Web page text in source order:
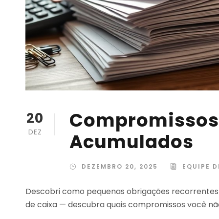
20
DEZ
Acumulados
DEZEMBRO 20, 2025 EQUIPE
Descobri como pequenas obrigações
de caixa — descubra quais compromissos você